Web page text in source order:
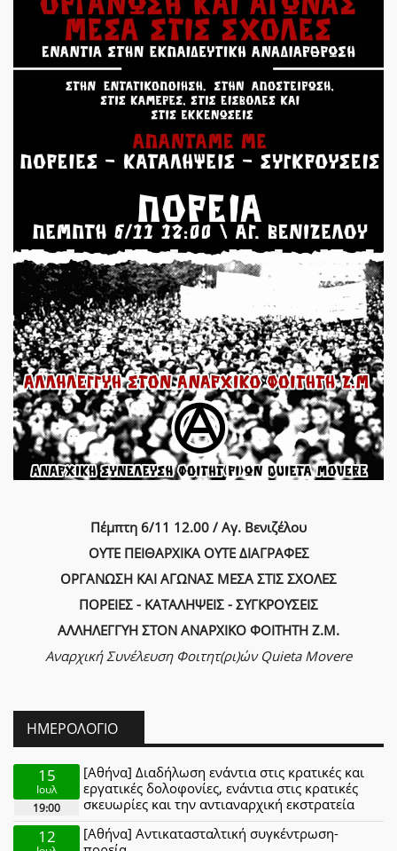
Πέμπτη 6/11 12.00 / Αγ. Βενιζέλου
ΟΥΤΕ ΠΕΙΘΑΡΧΙΚΑ ΟΥΤΕ ΔΙΑΓΡΑΦΕΣ
ΟΡΓΑΝΩΣΗ ΚΑΙ ΑΓΩΝΑΣ ΜΕΣΑ ΣΤΙΣ ΣΧΟΛΕΣ
ΠΟΡΕΙΕΣ - ΚΑΤΑΛΗΨΕΙΣ - ΣΥΓΚΡΟΥΣΕΙΣ
ΑΛΛΗΛΕΓΓΥΗ ΣΤΟΝ ΑΝΑΡΧΙΚΟ ΦΟΙΤΗΤΗ Ζ.Μ.
Αναρχική Συνέλευση Φοιτητ(ρι)ών Quieta Movere
ΗΜΕΡΟΛΌΓΙΟ
15
Ιουλ
19:00
[Αθήνα] Διαδήλωση ενάντια στις κρατικές και
εργατικές δολοφονίες, ενάντια στις κρατικές
σκευωρίες και την αντιαναρχική εκστρατεία
12
[Αθήνα] Αντικατασταλτική συγκέντρωση-